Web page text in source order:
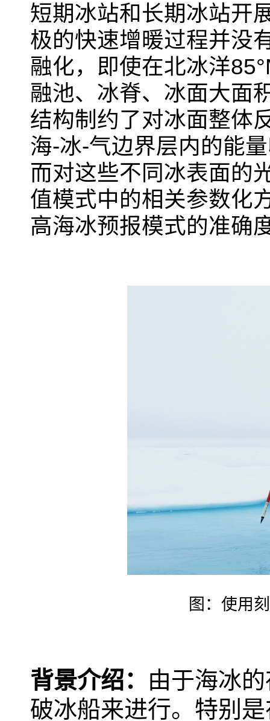
短期冰站和长期冰站开
极的快速增暖过程并没
融化，即使在北冰洋
融池、冰脊、冰面大面
结构制约了对冰面整体
海-冰-气边界层内的能
而对这些不同冰表面的
值模式中的相关参数化
高海冰预报模式的准确
图：使用
背景介绍： 由于海冰
破冰船来进行。特别